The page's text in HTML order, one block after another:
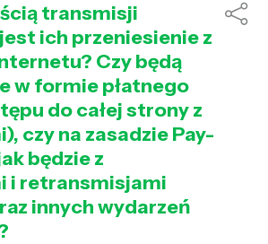
transmisji
ich przeniesienie z
Czy będą
w formie płatnego
do całej strony z
czy na zasadzie Pay-
będzie z
i retransmisjami
innych wydarzeń